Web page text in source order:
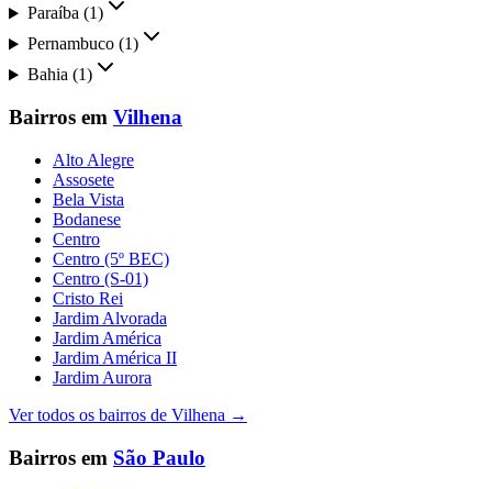
Paraíba (1)
Pernambuco (1)
Bahia (1)
Bairros em Vilhena
Alto Alegre
Assosete
Bela Vista
Bodanese
Centro
Centro (5º BEC)
Centro (S-01)
Cristo Rei
Jardim Alvorada
Jardim América
Jardim América II
Jardim Aurora
Ver todos os bairros de Vilhena →
Bairros em São Paulo